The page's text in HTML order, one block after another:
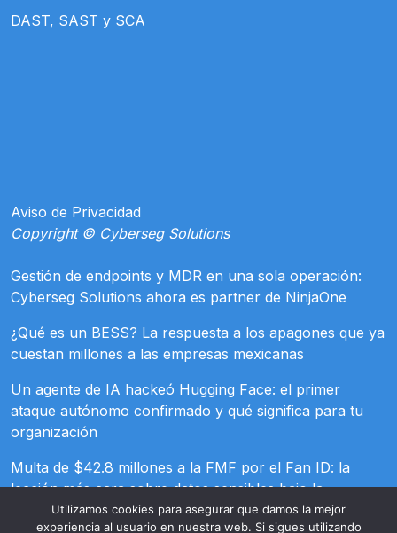
DAST, SAST y SCA
Aviso de Privacidad
Copyright © Cyberseg Solutions
Gestión de endpoints y MDR en una sola operación:
Cyberseg Solutions ahora es partner de NinjaOne
¿Qué es un BESS? La respuesta a los apagones que ya
cuestan millones a las empresas mexicanas
Un agente de IA hackeó Hugging Face: el primer
ataque autónomo confirmado y qué significa para tu
organización
Multa de $42.8 millones a la FMF por el Fan ID: la
lección más cara sobre datos sensibles bajo la
LFPDPPPUtilizamos cookies para asegurar que damos la mejor
experiencia al usuario en nuestra web. Si sigues utilizando